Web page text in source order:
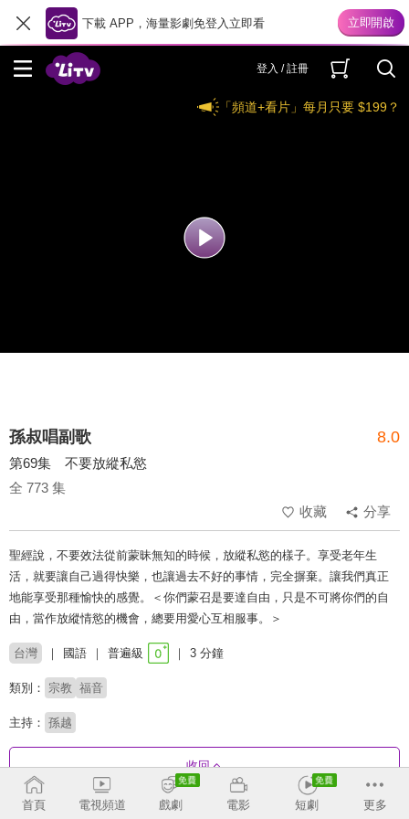
下載 APP，海量影劇免登入立即看
登入 / 註冊
「頻道+看片」每月只要 $199？
孫叔唱副歌 8.0
第69集 不要放縱私慾
全 773 集
收藏
分享
聖經說，不要效法從前蒙昧無知的時候，放縱私慾的樣子。享受老年生
活，就要讓自己過得快樂，也讓過去不好的事情，完全摒棄。讓我們真正
地能享受那種愉快的感覺。＜你們蒙召是要達自由，只是不可將你們的自
由，當作放縱情慾的機會，總要用愛心互相服事。＞
台灣 國語 普遍級 3 分鐘
類別： 宗教 福音
主持： 孫越
收回
首頁 電視頻道 戲劇 電影 短劇 更多